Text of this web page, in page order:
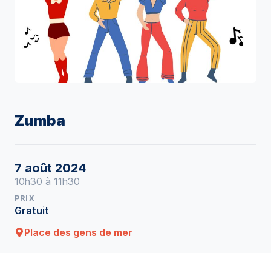
Zumba
7 août 2024
10h30 à 11h30
PRIX
Gratuit
Place des gens de mer